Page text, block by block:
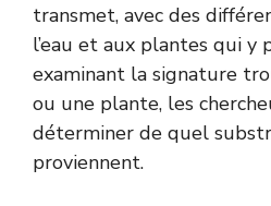
transmet, avec des
l’eau et aux plantes qui y
examinant la signature
ou une plante, les
déterminer de quel
proviennent.